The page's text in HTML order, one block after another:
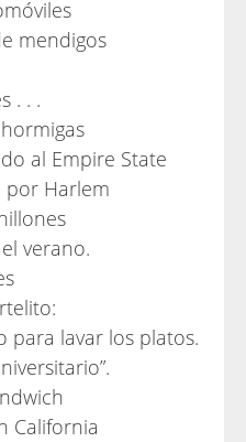
mendigos
. . .
al Empire State
por Harlem
verano.
para lavar los platos.
California